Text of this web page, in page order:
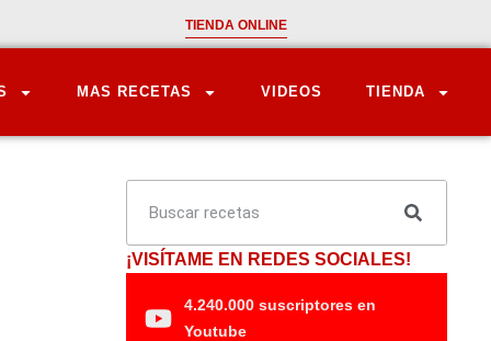
TIENDA ONLINE
MAS RECETAS VIDEOS TIENDA
¡VISÍTAME EN REDES SOCIALES!
4.240.000 suscriptores en
Youtube